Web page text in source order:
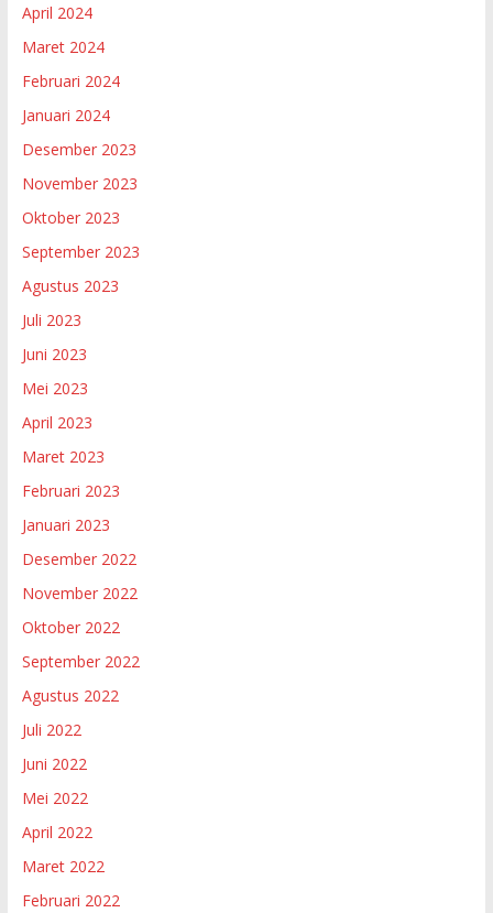
April 2024
Maret 2024
Februari 2024
Januari 2024
Desember 2023
November 2023
Oktober 2023
September 2023
Agustus 2023
Juli 2023
Juni 2023
Mei 2023
April 2023
Maret 2023
Februari 2023
Januari 2023
Desember 2022
November 2022
Oktober 2022
September 2022
Agustus 2022
Juli 2022
Juni 2022
Mei 2022
April 2022
Maret 2022
Februari 2022